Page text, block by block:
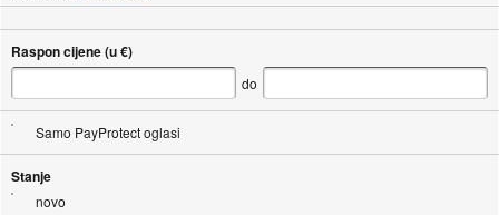
Raspon cijene (u €)
do
Samo PayProtect oglasi
Stanje
novo